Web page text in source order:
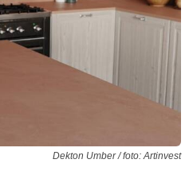
Dekton Umber / foto: Artinvest